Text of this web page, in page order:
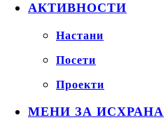
АКТИВНОСТИ
Настани
Посети
Проекти
МЕНИ ЗА ИСХРАНА